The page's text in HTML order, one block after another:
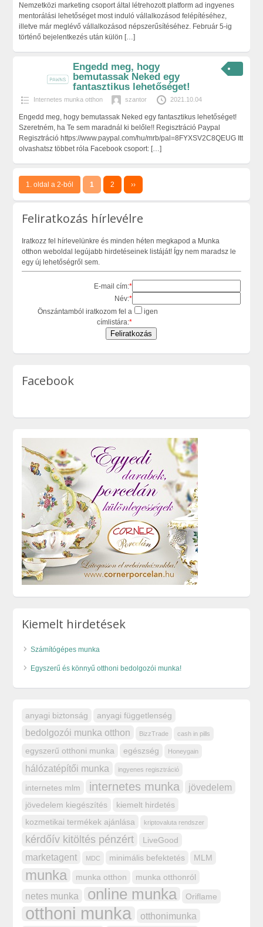
Nemzetközi marketing csoport által létrehozott platform ad ingyenes
mentorálási lehetőséget most induló vállalkozásod felépítéséhez,
illetve már meglévő vállalkozásod népszerűsítéséhez. Február 5-ig
történő bejelentkezés után külön […]
Engedd meg, hogy
bemutassak Neked egy
fantasztikus lehetőséget!
Internetes munka otthon szantor 2021.10.04
Engedd meg, hogy bemutassak Neked egy fantasztikus lehetőséget!
Szeretném, ha Te sem maradnál ki belőle!! Regisztráció Paypal
Regisztráció https://www.paypal.com/hu/mrb/pal=8FYXSV2C8QEUG Itt
olvashatsz többet róla Facebook csoport: […]
1. oldal a 2-ból 1 2 ››
Feliratkozás hírlevélre
Iratkozz fel hírlevelünkre és minden héten megkapod a Munka
otthon weboldal legújabb hirdetéseinek listáját! Így nem maradsz le
egy új lehetőségről sem.
E-mail cím:*
Név:*
Önszántamból iratkozom fel a
címlistára:*
igen
Facebook
Kiemelt hirdetések
Számítógépes munka
Egyszerű és könnyű otthoni bedolgozói munka!
anyagi biztonság anyagi függetlenség
bedolgozói munka otthon BizzTrade cash in pills
egyszerű otthoni munka egészség Honeygain
hálózatépítői munka ingyenes regisztráció
internetes mlm internetes munka jövedelem
jövedelem kiegészítés
kiemelt hirdetés
kozmetikai termékek ajánlása
kriptovaluta rendszer
kérdőív kitöltés pénzért LiveGood
marketagent MDC minimális befektetés MLM
munka munka otthon munka otthonról
netes munka online munka Oriflame
otthoni munka otthonimunka